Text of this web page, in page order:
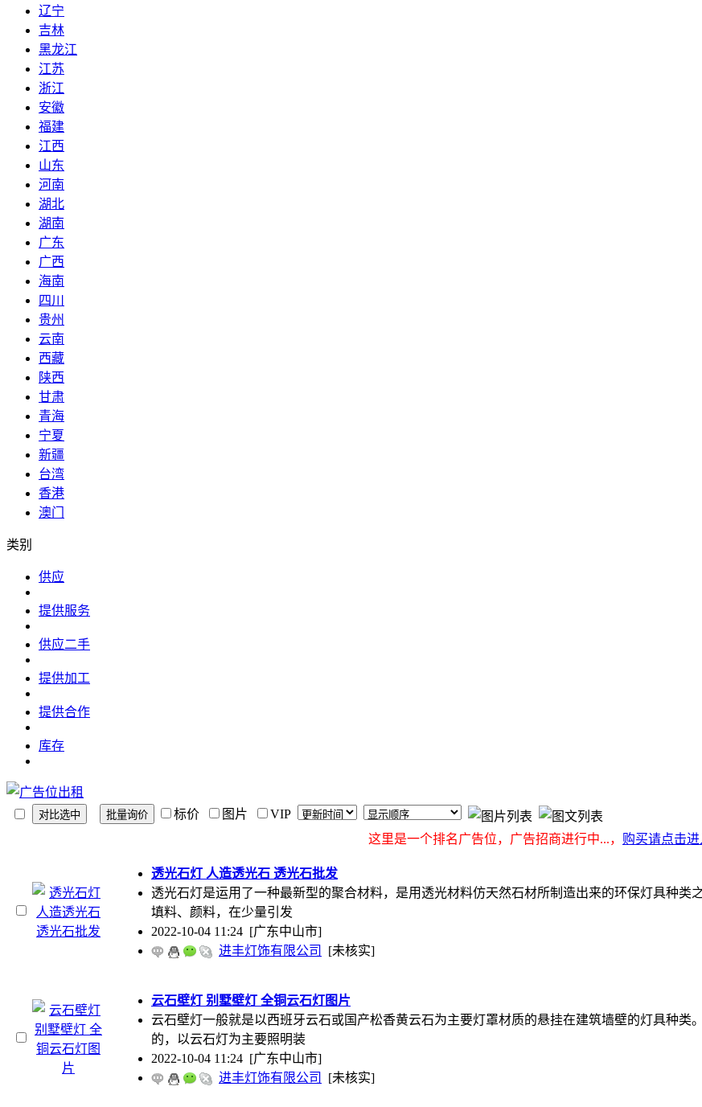
辽宁
吉林
黑龙江
江苏
浙江
安徽
福建
江西
山东
河南
湖北
湖南
广东
广西
海南
四川
贵州
云南
西藏
陕西
甘肃
青海
宁夏
新疆
台湾
香港
澳门
类别
供应
提供服务
供应二手
提供加工
提供合作
库存
标价 图片
VIP
这里是一个排名广告位，广告招商进行中...， 购买请点击进
透光石灯 人造透光石 透光石批发
透光石灯是运用了一种最新型的聚合材料，是用透光材料仿天然石材所制造出来的环保灯具种类
填料、颜料，在少量引发
2022-10-04 11:24 [广东中山市]
进丰灯饰有限公司
[未核实]
云石壁灯 别墅壁灯 全铜云石灯图片
云石壁灯一般就是以西班牙云石或国产松香黄云石为主要灯罩材质的悬挂在建筑墙壁的灯具种类
的，以云石灯为主要照明装
2022-10-04 11:24 [广东中山市]
进丰灯饰有限公司
[未核实]